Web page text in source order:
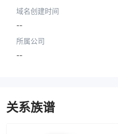
域名创建时间
--
所属公司
--
关系族谱